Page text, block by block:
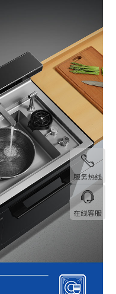
服务热线
在线客服